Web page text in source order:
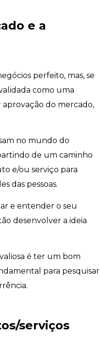
e a
perfeito, mas, se
como uma
do mercado,
no mundo do
de um caminho
e/ou serviço para
das pessoas.
e entender o seu
desenvolver a ideia
é ter um bom
para pesquisar
serviços